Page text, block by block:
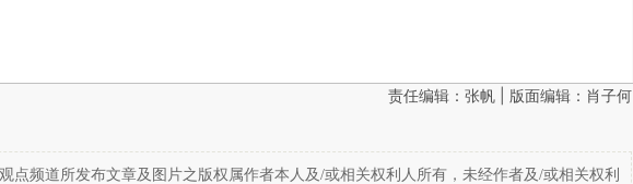
责任编辑：张帆 | 版面编辑：肖子何
点频道所发布文章及图片之版权属作者本人及/或相关权利人所有，未经作者及/或相关权利